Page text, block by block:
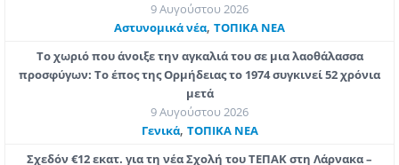
9 Αυγούστου 2026
Aστυνομικά νέα, ΤΟΠΙΚΑ ΝΕΑ
Το χωριό που άνοιξε την αγκαλιά του σε μια λαοθάλασσα
προσφύγων: Το έπος της Ορμήδειας το 1974 συγκινεί 52 χρόνια
μετά
9 Αυγούστου 2026
Γενικά, ΤΟΠΙΚΑ ΝΕΑ
Σχεδόν €12 εκατ. για τη νέα Σχολή του ΤΕΠΑΚ στη Λάρνακα –